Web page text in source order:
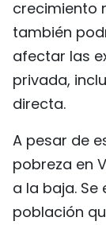
crecimiento
también
afectar las
privada,
directa.
A pesar de
pobreza en
a la baja.
población